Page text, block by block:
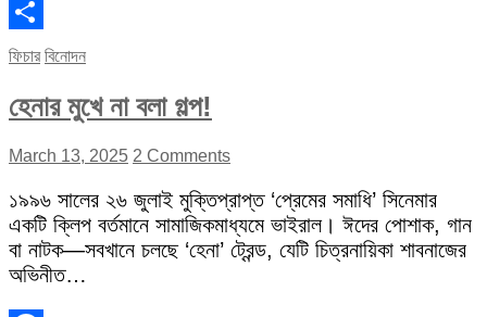
Facebook
Share
ফিচার বিনোদন
হেনার মুখে না বলা গল্প!
March 13, 2025 2 Comments
১৯৯৬ সালের ২৬ জুলাই মুক্তিপ্রাপ্ত ‘প্রেমের সমাধি’ সিনেমার
একটি ক্লিপ বর্তমানে সামাজিকমাধ্যমে ভাইরাল। ঈদের পোশাক, গান
বা নাটক—সবখানে চলছে ‘হেনা’ ট্রেন্ড, যেটি চিত্রনায়িকা শাবনাজের
অভিনীত…